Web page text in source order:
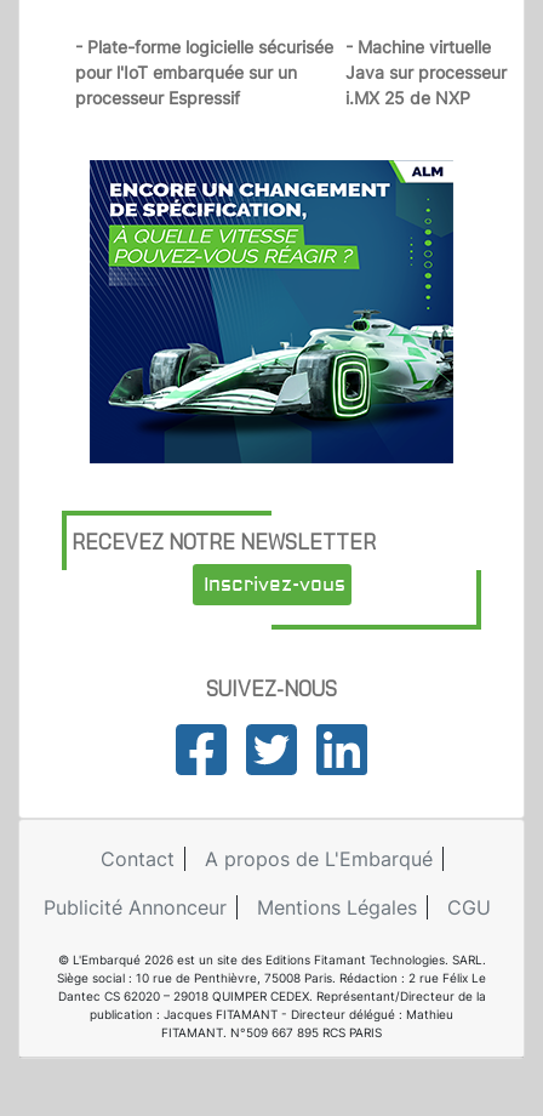
- Plate-forme logicielle sécurisée
pour l'IoT embarquée sur un
processeur Espressif
- Machine virtuelle
Java sur processeur
i.MX 25 de NXP
RECEVEZ NOTRE NEWSLETTER
Inscrivez-vous
SUIVEZ-NOUS
Contact
A propos de L'Embarqué
Publicité Annonceur
Mentions Légales CGU
© L'Embarqué 2026 est un site des Editions Fitamant Technologies. SARL.
Siège social : 10 rue de Penthièvre, 75008 Paris. Rédaction : 2 rue Félix Le
Dantec CS 62020 – 29018 QUIMPER CEDEX. Représentant/Directeur de la
publication : Jacques FITAMANT - Directeur délégué : Mathieu
FITAMANT. N°509 667 895 RCS PARIS